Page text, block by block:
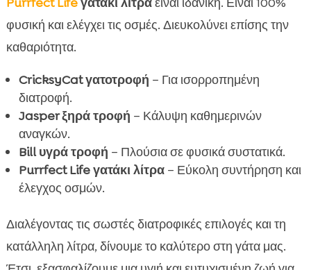
φυσική και ελέγχει τις οσμές. Διευκολύνει επίσης την
καθαριότητα.
CricksyCat γατοτροφή – Για ισορροπημένη
διατροφή.
Jasper ξηρά τροφή – Κάλυψη καθημερινών
αναγκών.
Bill υγρά τροφή – Πλούσια σε φυσικά συστατικά.
Purrfect Life γατάκι λίτρα– Εύκολη συντήρηση και
έλεγχος οσμών.
Διαλέγοντας τις σωστές διατροφικές επιλογές και τη
κατάλληλη λίτρα, δίνουμε το καλύτερο στη γάτα μας.